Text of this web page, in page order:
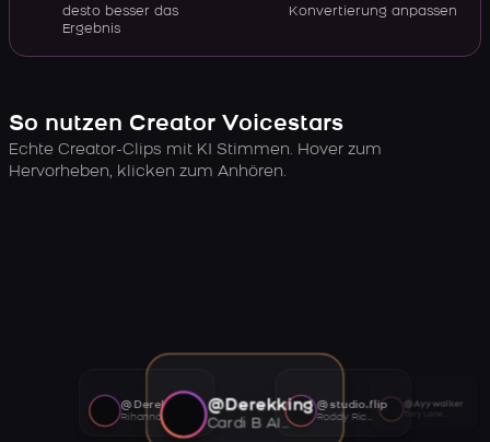
desto besser das
Ergebnis
Konvertierung anpassen
So nutzen Creator Voicestars
Echte Creator-Clips mit KI Stimmen. Hover zum
Hervorheben, klicken zum Anhören.
@Derekking
Cardi B AI voice
@studio.flip
Roddy Ricch AI voice
@Ayywalker
@Derekking
Rihanna AI voice